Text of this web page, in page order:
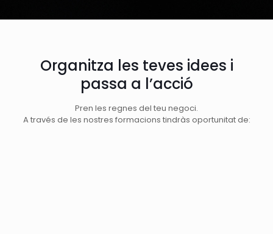
Organitza les teves idees i
passa a l’acció
Pren les regnes del teu negoci.
A través de les nostres formacions tindràs oportunitat de: